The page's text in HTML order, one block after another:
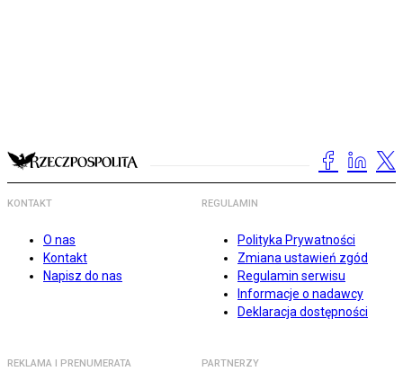
KONTAKT
O nas
Kontakt
Napisz do nas
REGULAMIN
Polityka Prywatności
Zmiana ustawień zgód
Regulamin serwisu
Informacje o nadawcy
Deklaracja dostępności
REKLAMA I PRENUMERATA PARTNERZY